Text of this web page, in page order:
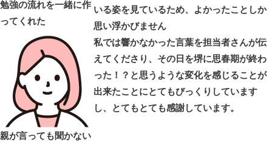
勉強の流れを一緒に作
ってくれた
いる姿を見ているため、よかったことしか
思い浮かびません
親が言っても聞かない
私では響かなかった言葉を担当者さんが伝
えてくださり、その日を堺に思春期が終わ
った！？と思うような変化を感じることが
出来たことにとてもびっくりしています
し、とてもとても感謝しています。